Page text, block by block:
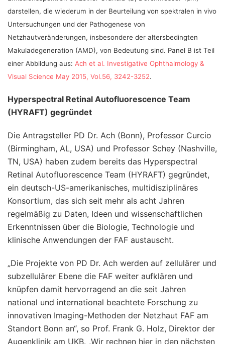
darstellen, die wiederum in der Beurteilung von spektralen in vivo
Untersuchungen und der Pathogenese von
Netzhautveränderungen, insbesondere der altersbedingten
Makuladegeneration (AMD), von Bedeutung sind. Panel B ist Teil
einer Abbildung aus: Ach et al. Investigative Ophthalmology &
Visual Science May 2015, Vol.56, 3242-3252.
Hyperspectral Retinal Autofluorescence Team
(HYRAFT) gegründet
Die Antragsteller PD Dr. Ach (Bonn), Professor Curcio
(Birmingham, AL, USA) und Professor Schey (Nashville,
TN, USA) haben zudem bereits das Hyperspectral
Retinal Autofluorescence Team (HYRAFT) gegründet,
ein deutsch-US-amerikanisches, multidisziplinäres
Konsortium, das sich seit mehr als acht Jahren
regelmäßig zu Daten, Ideen und wissenschaftlichen
Erkenntnissen über die Biologie, Technologie und
klinische Anwendungen der FAF austauscht.
„Die Projekte von PD Dr. Ach werden auf zellulärer und
subzellulärer Ebene die FAF weiter aufklären und
knüpfen damit hervorragend an die seit Jahren
national und international beachtete Forschung zu
innovativen Imaging-Methoden der Netzhaut FAF am
Standort Bonn an“, so Prof. Frank G. Holz, Direktor der
Augenklinik am UKB. „Wir rechnen hier in den nächsten